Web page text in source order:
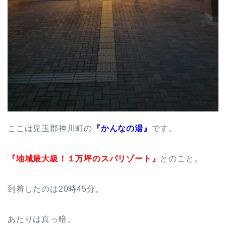
ここは児玉郡神川町の 『かんなの湯』 です。
『地域最大級！１万坪のスパリゾート』 とのこと。
到着したのは20時45分。
あたりは真っ暗。